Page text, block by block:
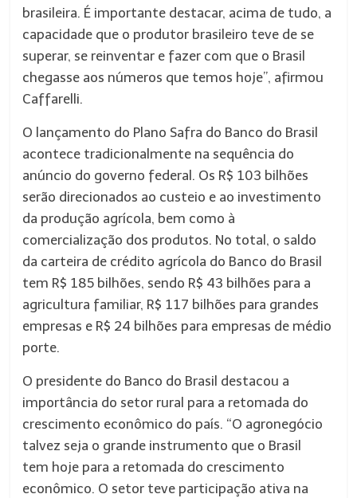
brasileira. É importante destacar, acima de tudo, a
capacidade que o produtor brasileiro teve de se
superar, se reinventar e fazer com que o Brasil
chegasse aos números que temos hoje”, afirmou
Caffarelli.
O lançamento do Plano Safra do Banco do Brasil
acontece tradicionalmente na sequência do
anúncio do governo federal. Os R$ 103 bilhões
serão direcionados ao custeio e ao investimento
da produção agrícola, bem como à
comercialização dos produtos. No total, o saldo
da carteira de crédito agrícola do Banco do Brasil
tem R$ 185 bilhões, sendo R$ 43 bilhões para a
agricultura familiar, R$ 117 bilhões para grandes
empresas e R$ 24 bilhões para empresas de médio
porte.
O presidente do Banco do Brasil destacou a
importância do setor rural para a retomada do
crescimento econômico do país. “O agronegócio
talvez seja o grande instrumento que o Brasil
tem hoje para a retomada do crescimento
econômico. O setor teve participação ativa na